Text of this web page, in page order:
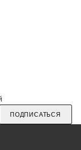
ПОДПИСАТЬСЯ